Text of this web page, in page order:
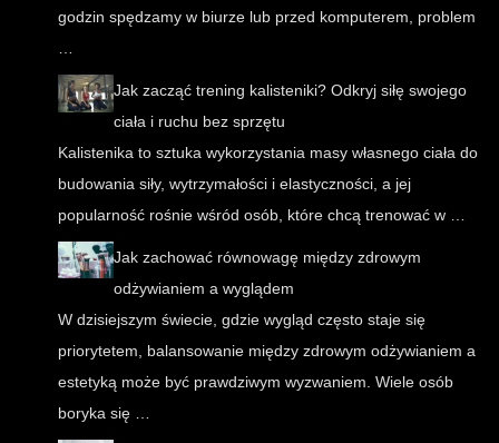
godzin spędzamy w biurze lub przed komputerem, problem
…
Jak zacząć trening kalisteniki? Odkryj siłę swojego
ciała i ruchu bez sprzętu
Kalistenika to sztuka wykorzystania masy własnego ciała do
budowania siły, wytrzymałości i elastyczności, a jej
popularność rośnie wśród osób, które chcą trenować w …
Jak zachować równowagę między zdrowym
odżywianiem a wyglądem
W dzisiejszym świecie, gdzie wygląd często staje się
priorytetem, balansowanie między zdrowym odżywianiem a
estetyką może być prawdziwym wyzwaniem. Wiele osób
boryka się …